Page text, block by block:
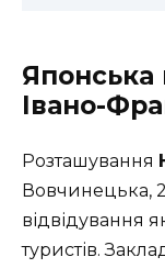
Японська
Івано-
Розташування
Вовчинецька,
відвідування
туристів.